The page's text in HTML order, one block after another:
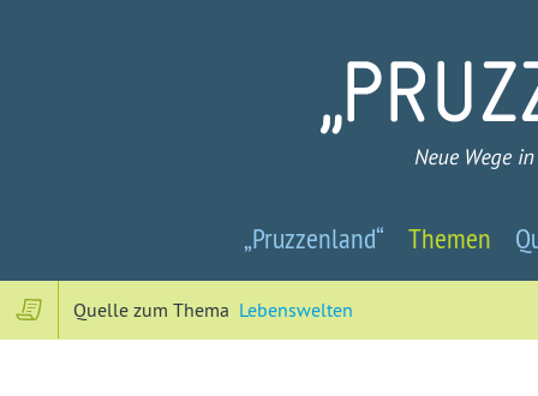
-
Neue
„Pruzzenland“ Themen
Quelle zum Thema Lebenswelten